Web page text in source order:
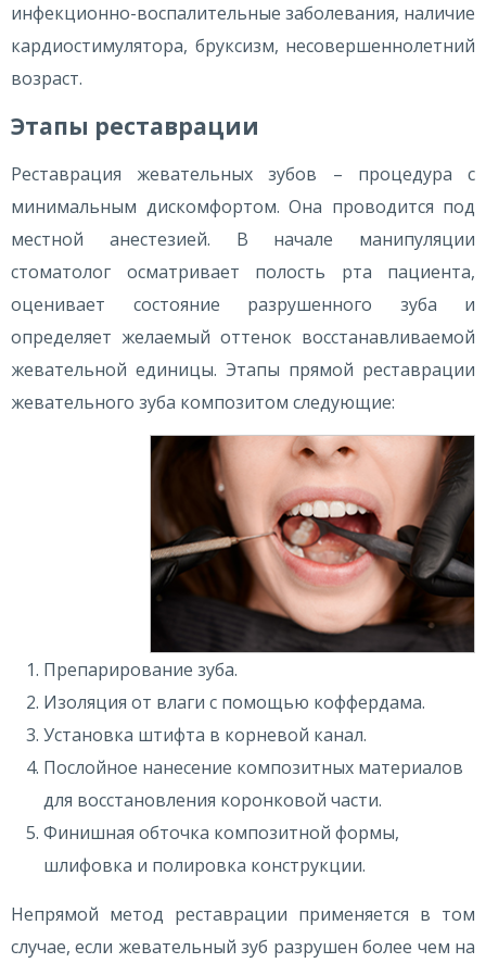
инфекционно-воспалительные заболевания, наличие
кардиостимулятора, бруксизм, несовершеннолетний
возраст.
Этапы реставрации
Реставрация жевательных зубов – процедура с
минимальным дискомфортом. Она проводится под
местной анестезией. В начале манипуляции
стоматолог осматривает полость рта пациента,
оценивает состояние разрушенного зуба и
определяет желаемый оттенок восстанавливаемой
жевательной единицы. Этапы прямой реставрации
жевательного зуба композитом следующие:
Препарирование зуба.
Изоляция от влаги с помощью коффердама.
Установка штифта в корневой канал.
Послойное нанесение композитных материалов
для восстановления коронковой части.
Финишная обточка композитной формы,
шлифовка и полировка конструкции.
Непрямой метод реставрации применяется в том
случае, если жевательный зуб разрушен более чем на